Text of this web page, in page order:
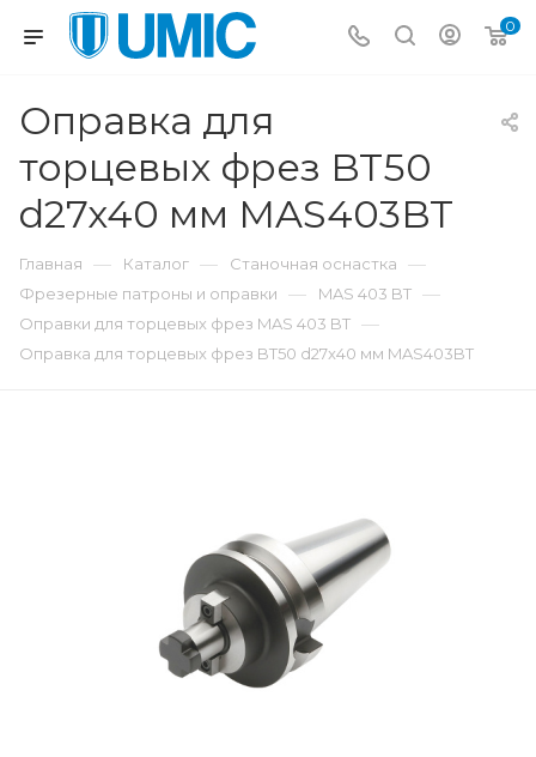
0
Оправка для
торцевых фрез BT50
d27x40 мм MAS403BT
Главная — Каталог — Станочная оснастка —
Фрезерные патроны и оправки — MAS 403 BT —
Оправки для торцевых фрез MAS 403 BT —
Оправка для торцевых фрез BT50 d27x40 мм MAS403BT